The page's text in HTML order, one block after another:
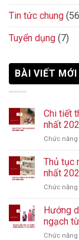
Tin tức chung
Tuyển dụng (7)
BÀI VIẾT MỚI
Chi tiết
nhất
Chức
Thủ tục
nhất
Chức
Hướng
ngạch
Chức